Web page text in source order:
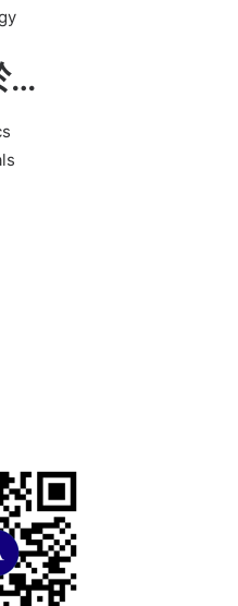
…